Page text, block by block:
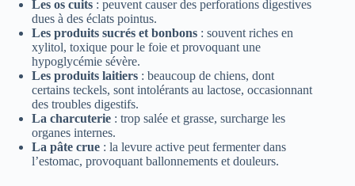
Les os cuits : peuvent causer des perforations digestives
dues à des éclats pointus.
Les produits sucrés et bonbons : souvent riches en
xylitol, toxique pour le foie et provoquant une
hypoglycémie sévère.
Les produits laitiers : beaucoup de chiens, dont
certains teckels, sont intolérants au lactose, occasionnant
des troubles digestifs.
La charcuterie : trop salée et grasse, surcharge les
organes internes.
La pâte crue : la levure active peut fermenter dans
l’estomac, provoquant ballonnements et douleurs.